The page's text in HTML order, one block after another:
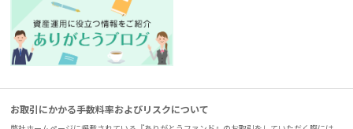
お取引にかかる手数料率およびリスクについて